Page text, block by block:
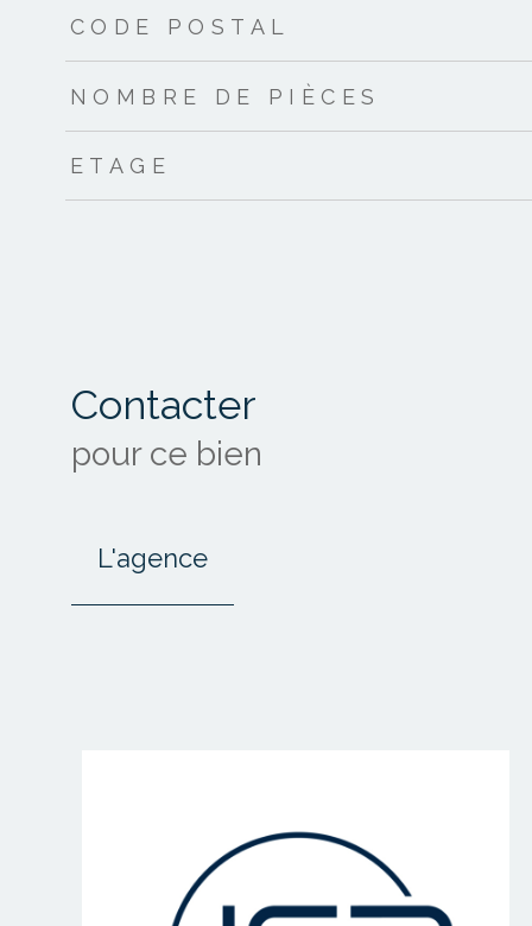
TRAD_ZEPHYR_Caracteristique
CODE POSTAL
NOMBRE DE PIÈCES
ETAGE
Contacter
pour ce bien
L'agence